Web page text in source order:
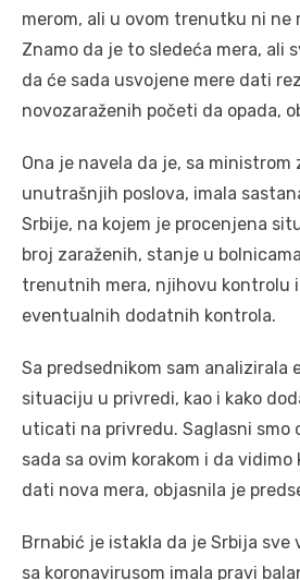
merom, ali u ovom trenutku ni ne
Znamo da je to sledeća mera, ali
da će sada usvojene mere dati
novozaraženih početi da opada,
Ona je navela da je, sa
unutrašnjih poslova, imala
Srbije, na kojem je procenjena
broj zaraženih, stanje u
trenutnih mera, njihovu kontrolu
eventualnih dodatnih kontrola.
Sa predsednikom sam analizirala
situaciju u privredi, kao i kako
uticati na privredu. Saglasni smo
sada sa ovim korakom i da
dati nova mera, objasnila je
Brnabić je istakla da je Srbija sve
sa koronavirusom imala pravi